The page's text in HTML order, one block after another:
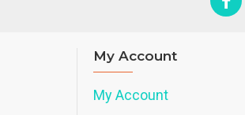
My Account
My Account